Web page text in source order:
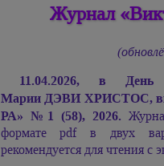
Журнал
11.04.2026, в
Марии ДЭВИ ХРИСТОС,
РА» № 1 (58), 2026.
формате pdf в двух
рекомендуется для чтения с